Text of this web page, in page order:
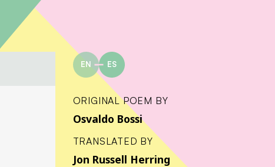
EN ES
ORIGINAL POEM BY
Osvaldo Bossi
TRANSLATED BY
Jon Russell Herring